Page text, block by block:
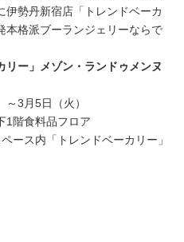
伊勢丹新宿店「トレンドベーカ
本格派ブーランジェリーならで
リー」メゾン・ランドゥメンヌ
3月5日（火）
1階食料品フロア
ース内「トレンドベーカリー」